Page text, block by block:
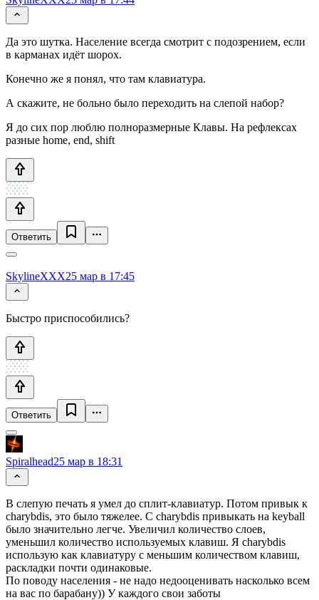
Да это шутка. Население всегда смотрит с подозрением, если
в карманах идёт шорох.
Конечно же я понял, что там клавиатура.
А скажите, не больно было переходить на слепой набор?
Я до сих пор люблю полноразмерные Клавы. На рефлексах
разные home, end, shift
Ответить
SkylineXXX25 мар в 17:45
Быстро приспособились?
Ответить
Spiralhead25 мар в 18:31
В слепую печать я умел до сплит-клавиатур. Потом привык к
charybdis, это было тяжелее. С charybdis привыкать на keyball
было значительно легче. Увеличил количество слоев,
уменьшил количество используемых клавиш. Я charybdis
использую как клавиатуру с меньшим количеством клавиш,
раскладки почти одинаковые.
По поводу населения - не надо недооценивать насколько всем
на вас по барабану)) У каждого свои заботы